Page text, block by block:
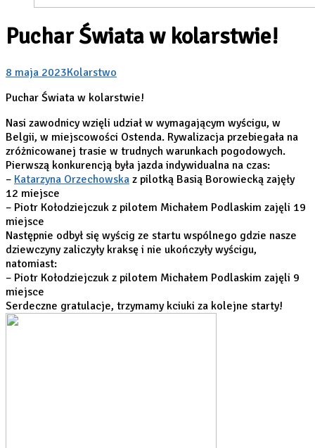
Puchar Świata w kolarstwie!
8 maja 2023Kolarstwo
Puchar Świata w kolarstwie!
Nasi zawodnicy wzięli udział w wymagającym wyścigu, w
Belgii, w miejscowości Ostenda. Rywalizacja przebiegała na
zróżnicowanej trasie w trudnych warunkach pogodowych.
Pierwszą konkurencją była jazda indywidualna na czas:
– Katarzyna Orzechowska z pilotką Basią Borowiecką zajęły
12 miejsce
– Piotr Kołodziejczuk z pilotem Michałem Podlaskim zajęli 19
miejsce
Następnie odbył się wyścig ze startu wspólnego gdzie nasze
dziewczyny zaliczyły kraksę i nie ukończyły wyścigu,
natomiast:
– Piotr Kołodziejczuk z pilotem Michałem Podlaskim zajęli 9
miejsce
Serdeczne gratulacje, trzymamy kciuki za kolejne starty!